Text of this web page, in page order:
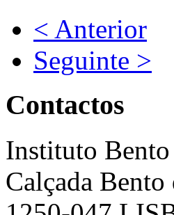
< Anterior
Seguinte >
Contactos
Instituto
Calçada